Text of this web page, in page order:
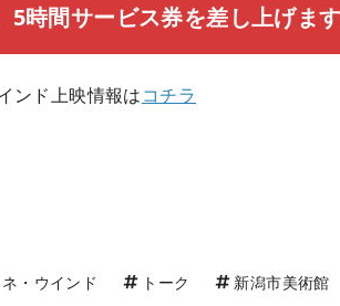
時間サービス券を差し上げます
ンド上映情報はコチラ
・ウインド トーク 新潟市美術館